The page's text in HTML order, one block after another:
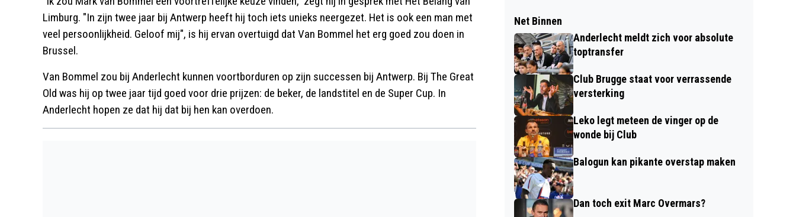
Limburg. "In zijn twee jaar bij Antwerp heeft hij toch iets unieks neergezet. Het is ook een man met
veel persoonlijkheid. Geloof mij", is hij ervan overtuigd dat Van Bommel het erg goed zou doen in
Brussel.
Van Bommel zou bij Anderlecht kunnen voortborduren op zijn successen bij Antwerp. Bij The Great
Old was hij op twee jaar tijd goed voor drie prijzen: de beker, de landstitel en de Super Cup. In
Anderlecht hopen ze dat hij dat bij hen kan overdoen.
Net Binnen
Anderlecht meldt zich voor absolute
toptransfer
Club Brugge staat voor verrassende
versterking
Leko legt meteen de vinger op de
wonde bij Club
Balogun kan pikante overstap maken
Dan toch exit Marc Overmars?